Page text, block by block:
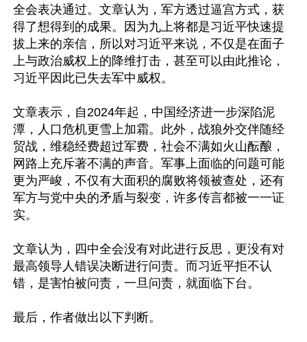
全会表决通过。文章认为，军方透过逼宫方式，获
得了想得到的成果。因为九上将都是习近平快速提
拔上来的亲信，所以对习近平来说，不仅是在面子
上与政治威权上的降维打击，甚至可以由此推论，
习近平因此已失去军中威权。
文章表示，自2024年起，中国经济进一步深陷泥
潭，人口危机更雪上加霜。此外，战狼外交伴随经
贸战，维稳经费超过军费，社会不满如火山酝酿，
网路上充斥著不满的声音。军事上面临的问题可能
更为严峻，不仅有大面积的腐败将领被查处，还有
军方与党中央的矛盾与裂变，许多传言都被一一证
实。
文章认为，四中全会没有对此进行反思，更没有对
最高领导人错误决断进行问责。而习近平拒不认
错，是害怕被问责，一旦问责，就面临下台。
最后，作者做出以下判断。